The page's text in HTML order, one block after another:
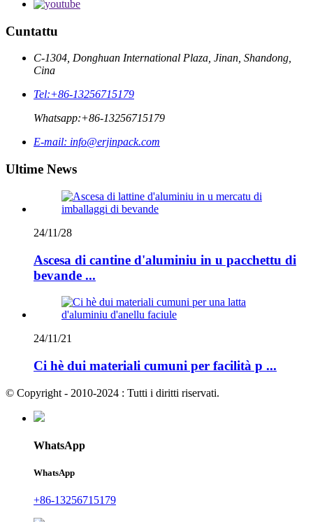
Cuntattu
C-1304, Donghuan International Plaza, Jinan, Shandong,
Cina
Tel:+86-13256715179
Whatsapp:+86-13256715179
E-mail: info@erjinpack.com
Ultime News
24/11/28
Ascesa di cantine d'aluminiu in u pacchettu di
bevande ...
24/11/21
Ci hè dui materiali cumuni per facilità p ...
© Copyright - 2010-2024 : Tutti i diritti riservati.
WhatsApp
WhatsApp
+86-13256715179